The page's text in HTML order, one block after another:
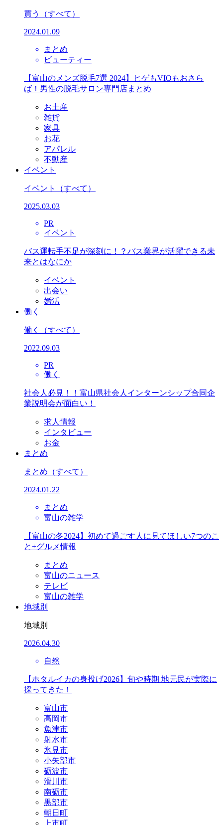
買う （すべて）
2024.01.09
まとめ
ビューティー
【富山のメンズ脱毛7選 2024】ヒゲもVIOもおさら
ば！男性の脱毛サロン専門店まとめ
お土産
雑貨
家具
お花
アパレル
不動産
イベント
イベント （すべて）
2025.03.03
PR
イベント
バス運転手不足が深刻に！？バス業界が活躍できる未
来とはなにか
イベント
出会い
婚活
働く
働く （すべて）
2022.09.03
PR
働く
社会人必見！！富山県社会人インターンシップ合同企
業説明会が面白い！
求人情報
インタビュー
お金
まとめ
まとめ （すべて）
2024.01.22
まとめ
富山の雑学
【富山の冬2024】初めて過ごす人に見てほしい7つのこ
と+グルメ情報
まとめ
富山のニュース
テレビ
富山の雑学
地域別
地域別
2026.04.30
自然
【ホタルイカの身投げ2026】旬や時期 地元民が実際に
採ってきた！
富山市
高岡市
魚津市
射水市
氷見市
小矢部市
砺波市
滑川市
南砺市
黒部市
朝日町
上市町